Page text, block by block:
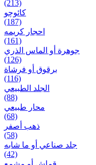
(213)
کائوچو
(187)
احجار کریمه
(161)
جوهرة أو الماس الذري
(126)
برقوق أو فرشاة
(116)
الجلد الطبيعي
(88)
محار طبيعي
(68)
ذهب أصفر
(58)
جلد صناعي أو ما شابه
(42)